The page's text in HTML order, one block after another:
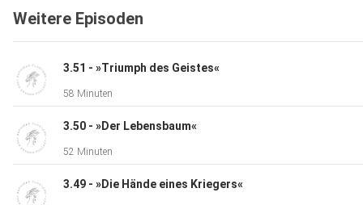
Weitere Episoden
3.51 - »Triumph des Geistes«
58 Minuten
3.50 - »Der Lebensbaum«
52 Minuten
3.49 - »Die Hände eines Kriegers«